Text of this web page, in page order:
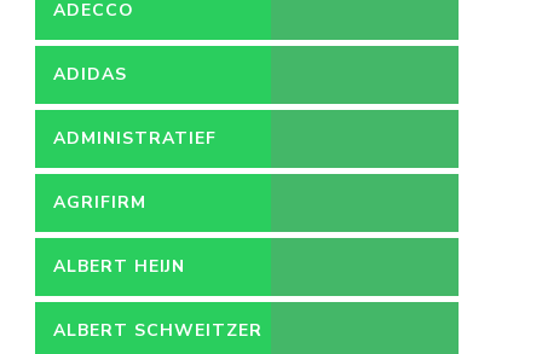
ADECCO
ADIDAS
ADMINISTRATIEF
MEDEWERKER
AGRIFIRM
ALBERT HEIJN
ALBERT SCHWEITZER